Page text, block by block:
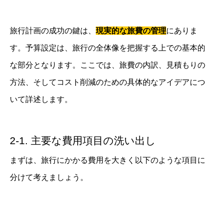
旅行計画の成功の鍵は、 現実的な旅費の管理にありま
す。予算設定は、旅行の全体像を把握する上での基本的
な部分となります。ここでは、旅費の内訳、見積もりの
方法、そしてコスト削減のための具体的なアイデアにつ
いて詳述します。
2-1. 主要な費用項目の洗い出し
まずは、旅行にかかる費用を大きく以下のような項目に
分けて考えましょう。